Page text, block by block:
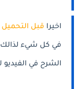
اخيرا قبل التحميل
في كل شيء لذالك
الشرح في